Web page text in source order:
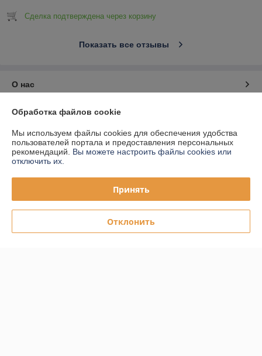
Сделка подтверждена через корзину
Показать все отзывы
О нас
Контакты
Доставка и оплата
График работы
Политика обработки cookies
Обработка файлов cookie
Мы используем файлы cookies для обеспечения удобства
пользователей портала и предоставления персональных
рекомендаций. Вы можете настроить файлы cookies или
отключить их.
Принять
Отклонить